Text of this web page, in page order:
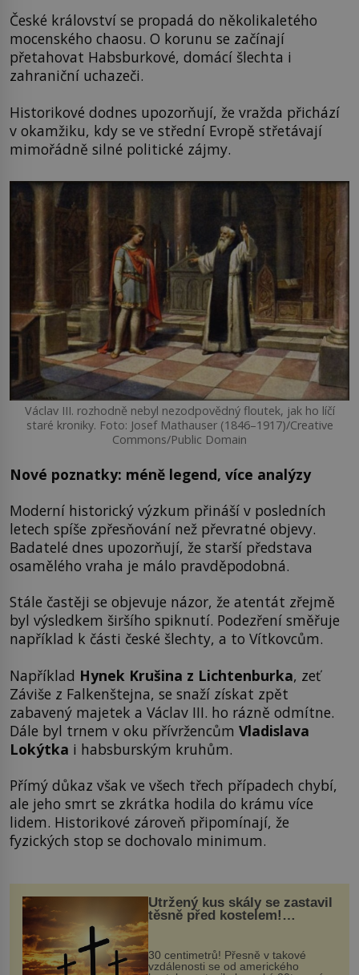
České království se propadá do několikaletého
mocenského chaosu. O korunu se začínají
přetahovat Habsburkové, domácí šlechta i
zahraniční uchazeči.
Historikové dodnes upozorňují, že vražda přichází
v okamžiku, kdy se ve střední Evropě střetávají
mimořádně silné politické zájmy.
Václav III. rozhodně nebyl nezodpovědný floutek, jak ho líčí
staré kroniky. Foto: Josef Mathauser (1846–1917)/Creative
Commons/Public Domain
Nové poznatky: méně legend, více analýzy
Moderní historický výzkum přináší v posledních
letech spíše zpřesňování než převratné objevy.
Badatelé dnes upozorňují, že starší představa
osamělého vraha je málo pravděpodobná.
Stále častěji se objevuje názor, že atentát zřejmě
byl výsledkem širšího spiknutí. Podezření směřuje
například k části české šlechty, a to Vítkovcům.
Například Hynek Krušina z Lichtenburka, zeť
Záviše z Falkenštejna, se snaží získat zpět
zabavený majetek a Václav III. ho rázně odmítne.
Dále byl trnem v oku přívržencům Vladislava
Lokýtka i habsburským kruhům.
Přímý důkaz však ve všech třech případech chybí,
ale jeho smrt se zkrátka hodila do krámu více
lidem. Historikové zároveň připomínají, že
fyzických stop se dochovalo minimum.
Utržený kus skály se zastavil
těsně před kostelem!
Ochránila ho boží síla?
30 centimetrů! Přesně v takové
vzdálenosti se od amerického